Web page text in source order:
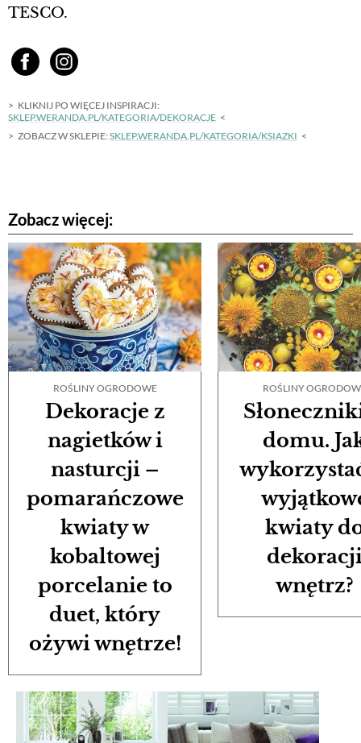
TESCO.
KLIKNIJ PO WIĘCEJ INSPIRACJI:
SKLEP.WERANDA.PL/KATEGORIA/DEKORACJE
ZOBACZ W SKLEPIE:SKLEP.WERANDA.PL/KATEGORIA/KSIAZKI
Zobacz więcej:
ROŚLINY OGRODOWE
Dekoracje z
nagietków i
nasturcji –
pomarańczowe
kwiaty w
kobaltowej
porcelanie to
duet, który
ożywi wnętrze!
ROŚLINY
domu.
kwiaty
wnętrz?